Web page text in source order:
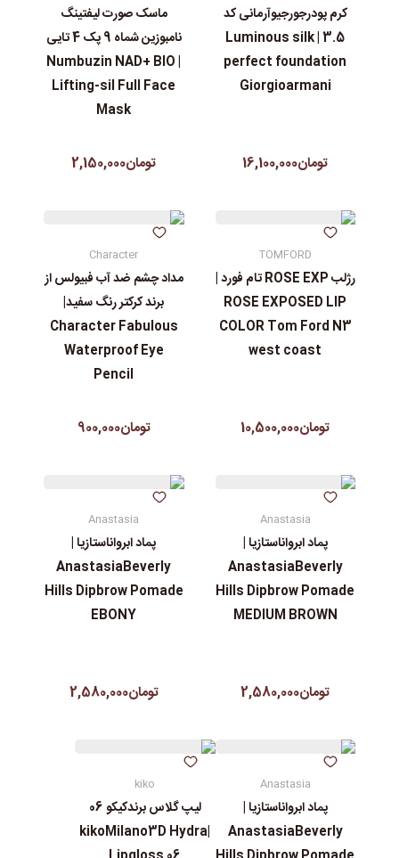
کرم پودرجورجیوآرمانی کد
3.5 | Luminous silk
perfect foundation
Giorgioarmani
تومان16,100,000
ماسک صورت لیفتینگ
نامبوزین شماه 9 پک 4 تایی
| Numbuzin NAD+ BIO
Lifting-sil Full Face
Mask
تومان2,150,000
TOMFORD
رژلب ROSE EXP تام فورد |
ROSE EXPOSED LIP
COLOR Tom Ford N3
west coast
تومان10,500,000
Character
مداد چشم ضد آب فبیولس از
برند کرکتر رنگ سفید|
Character Fabulous
Waterproof Eye
Pencil
تومان900,000
Anastasia
پماد ابرواناستازیا |
AnastasiaBeverly
Hills Dipbrow Pomade
MEDIUM BROWN
تومان2,580,000
Anastasia
پماد ابرواناستازیا |
AnastasiaBeverly
Hills Dipbrow Pomade
EBONY
تومان2,580,000
Anastasia
پماد ابرواناستازیا |
AnastasiaBeverly
kiko
لیپ گلاس‌ برندکیکو 06
|kikoMilano3D Hydra